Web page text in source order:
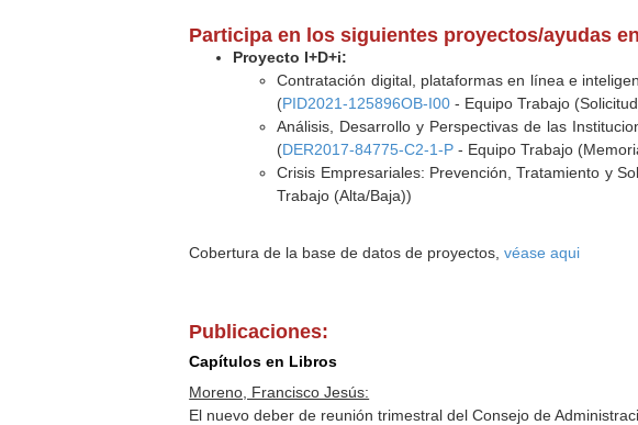
Participa en los siguientes proyectos/ayudas
Proyecto I+D+i:
Contratación digital, plataformas en línea e
(PID2021-125896OB-I00 - Equipo Trabajo
Análisis, Desarrollo y Perspectivas de las
(DER2017-84775-C2-1-P - Equipo Trabajo
Crisis Empresariales: Prevención, Tratamiento y
Trabajo (Alta/Baja))
Cobertura de la base de datos de proyectos,véase aqui
Publicaciones:
Capítulos en Libros
Moreno, Francisco Jesús:
El nuevo deber de reunión trimestral del Consejo de